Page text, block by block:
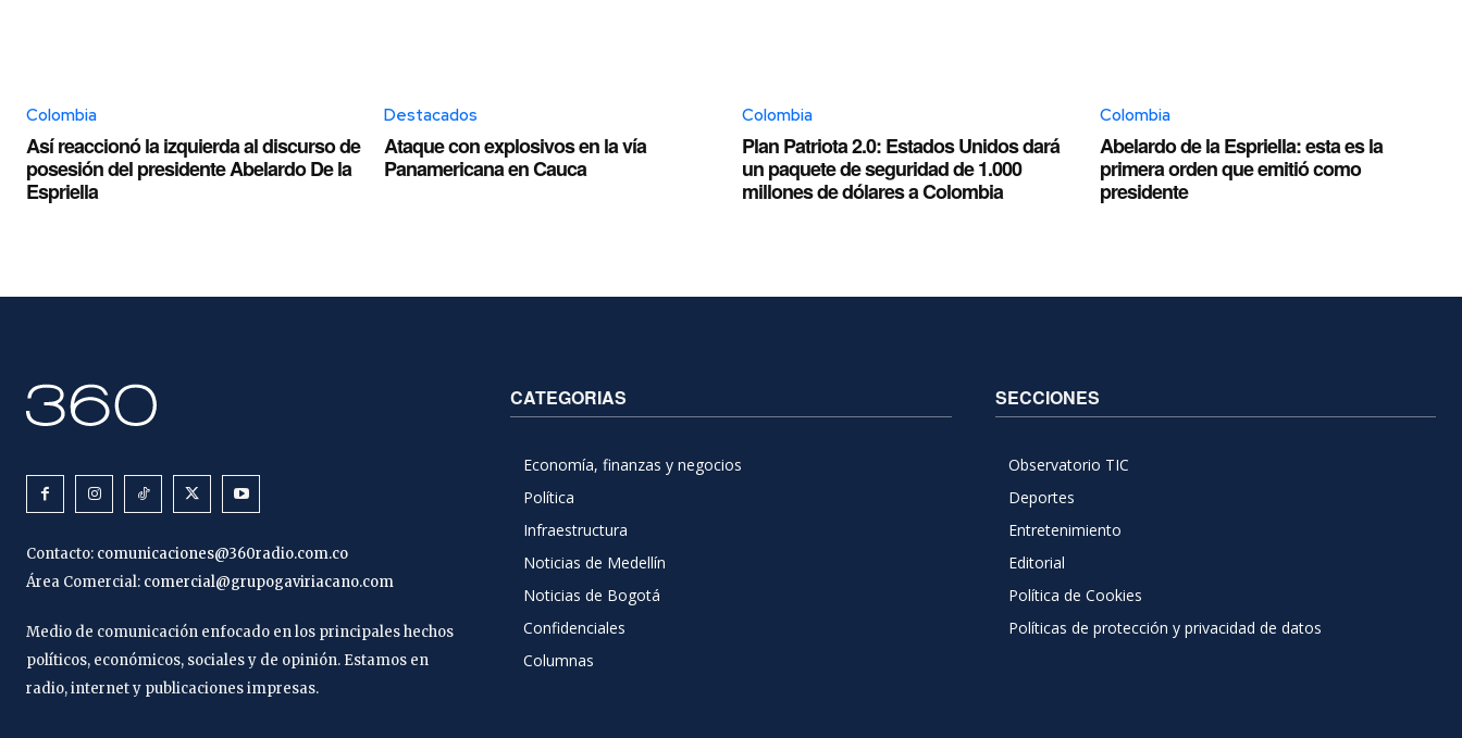
Colombia
Así reaccionó la izquierda al discurso de
posesión del presidente Abelardo De la
Espriella
Destacados
Ataque con explosivos en la vía
Panamericana en Cauca
Colombia
Plan Patriota 2.0: Estados Unidos dará
un paquete de seguridad de 1.000
millones de dólares a Colombia
Colombia
Abelardo de la Espriella: esta es la
primera orden que emitió como
presidente
Contacto: comunicaciones@360radio.com.co
Área Comercial: comercial@grupogaviriacano.com
Medio de comunicación enfocado en los principales hechos
políticos, económicos, sociales y de opinión. Estamos en
radio, internet y publicaciones impresas.
CATEGORIAS
Economía, finanzas y negocios
Política
Infraestructura
Noticias de Medellín
Noticias de Bogotá
Confidenciales
Columnas
SECCIONES
Observatorio TIC
Deportes
Entretenimiento
Editorial
Política de Cookies
Políticas de protección y privacidad de datos